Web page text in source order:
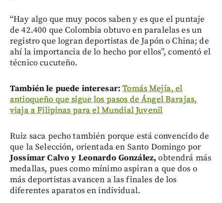
“Hay algo que muy pocos saben y es que el puntaje
de 42.400 que Colombia obtuvo en paralelas es un
registro que logran deportistas de Japón o China; de
ahí la importancia de lo hecho por ellos”, comentó el
técnico cucuteño.
También le puede interesar: Tomás Mejía, el
antioqueño que sigue los pasos de Ángel Barajas,
viaja a Filipinas para el Mundial Juvenil
Ruiz saca pecho también porque está convencido de
que la Selección, orientada en Santo Domingo por
Jossimar Calvo y Leonardo González, obtendrá más
medallas, pues como mínimo aspiran a que dos o
más deportistas avancen a las finales de los
diferentes aparatos en individual.